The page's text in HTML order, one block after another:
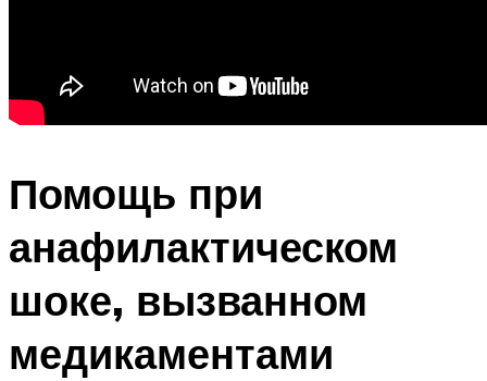
Помощь при
анафилактическом
шоке, вызванном
медикаментами